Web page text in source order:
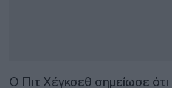
Ο Πιτ Χέγκσεθ σημείωσε ότι